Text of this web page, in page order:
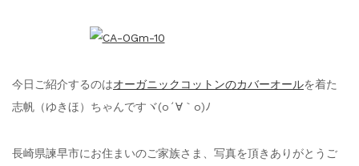
今日ご紹介するのはオーガニックコットンのカバーオールを着た
志帆（ゆきほ）ちゃんですヾ(o´∀｀o)ﾉ
長崎県諫早市にお住まいのご家族さま、写真を頂きありがとうご